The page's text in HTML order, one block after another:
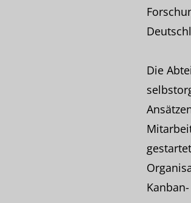
Die